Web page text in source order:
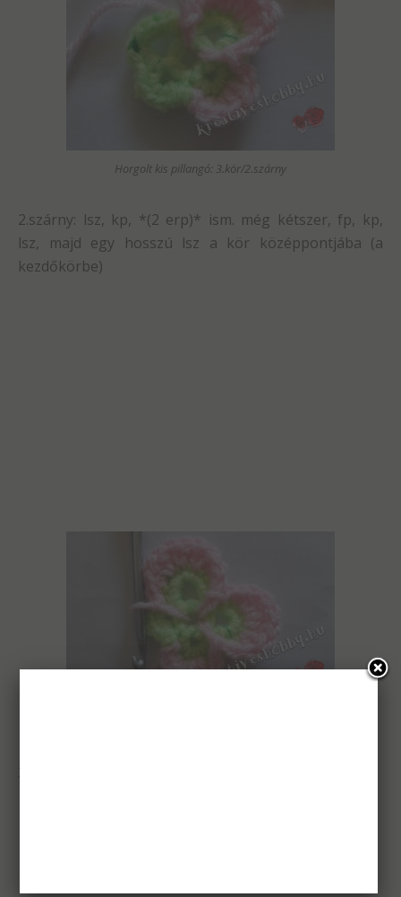
Horgolt kis pillangó: 3.kör/2.szárny
2.szárny: lsz, kp, *(2 erp)* ism. még kétszer, fp, kp,
lsz, majd egy hosszú lsz a kör középpontjába (a
kezdőkörbe)